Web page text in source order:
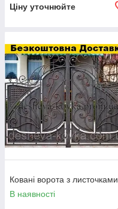
Ціну уточнюйте
Ковані ворота з листочками
В наявності